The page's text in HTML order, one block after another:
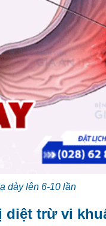
dày lên 6-10 lần
diệt trừ vi